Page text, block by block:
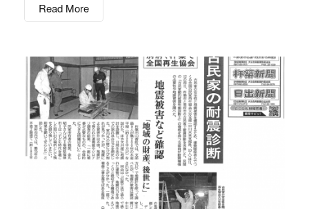
Read More